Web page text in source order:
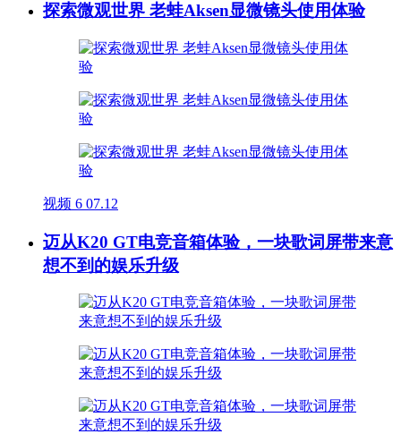
探索微观世界 老蛙Aksen显微镜头使用体验
视频 6 07.12
迈从K20 GT电竞音箱体验，一块歌词屏带来意
想不到的娱乐升级